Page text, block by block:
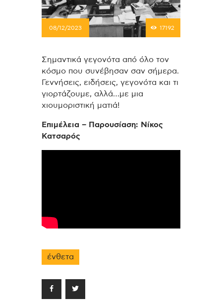
08/12/2023 17192
Σημαντικά γεγονότα από όλο τον
κόσμο που συνέβησαν σαν σήμερα.
Γεννήσεις, ειδήσεις, γεγονότα και τι
γιορτάζουμε, αλλά…με μια
χιουμοριστική ματιά!
Επιμέλεια – Παρουσίαση: Νίκος
Κατσαρός
ένθετα